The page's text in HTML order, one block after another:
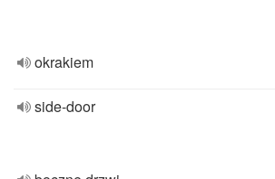
okrakiem
side-door